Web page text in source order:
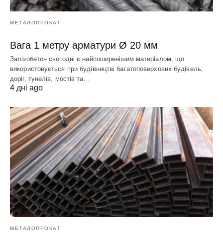
МЕТАЛОПРОКАТ
Вага 1 метру арматури Ø 20 мм
Залізобетон сьогодні є найпоширенішим матеріалом, що
використовується при будівництві багатоповерхових будівель,
доріг, тунелів, мостів та…
4 дні ago
МЕТАЛОПРОКАТ